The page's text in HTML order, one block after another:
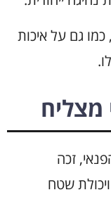
גם על איכות
הפנאי, זכה
שטח